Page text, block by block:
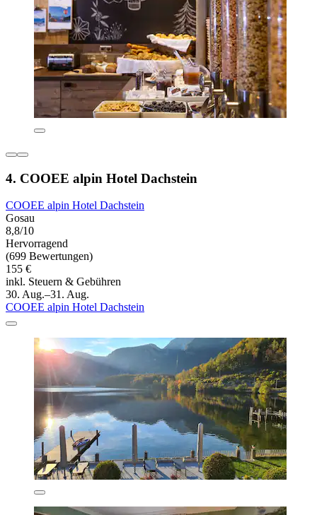
4. COOEE alpin Hotel Dachstein
COOEE alpin Hotel Dachstein
Gosau
8,8/10
Hervorragend
(699 Bewertungen)
155 €
inkl. Steuern & Gebühren
30. Aug.–31. Aug.
COOEE alpin Hotel Dachstein